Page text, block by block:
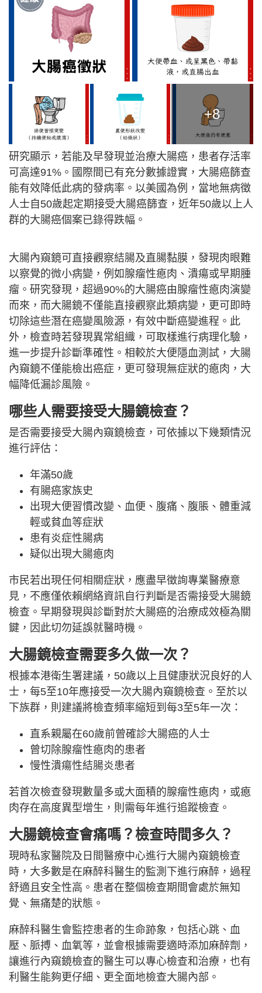
+8
研究顯示，若能及早發現並治療大腸癌，患者存活率
可高達91%。國際間已有充分數據證實，大腸癌篩查
能有效降低此病的發病率。以美國為例，當地無病徵
人士自50歲起定期接受大腸癌篩查，近年50歲以上人
群的大腸癌個案已錄得跌幅。
大腸內窺鏡可直接觀察結腸及直腸黏膜，發現肉眼難
以察覺的微小病變，例如腺瘤性瘜肉、潰瘍或早期腫
瘤。研究發現，超過90%的大腸癌由腺瘤性瘜肉演變
而來，而大腸鏡不僅能直接觀察此類病變，更可即時
切除這些潛在癌變風險源，有效中斷癌變進程。此
外，檢查時若發現異常組織，可取樣進行病理化驗，
進一步提升診斷準確性。相較於大便隱血測試，大腸
內窺鏡不僅能檢出癌症，更可發現無症狀的瘜肉，大
幅降低漏診風險。
哪些人需要接受大腸鏡檢查？
是否需要接受大腸內窺鏡檢查，可依據以下幾類情況
進行評估：
年滿50歲
有腸癌家族史
出現大便習慣改變、血便、腹痛、腹脹、體重減
輕或貧血等症狀
患有炎症性腸病
疑似出現大腸瘜肉
市民若出現任何相關症狀，應盡早徵詢專業醫療意
見，不應僅依賴網絡資訊自行判斷是否需接受大腸鏡
檢查。早期發現與診斷對於大腸癌的治療成效極為關
鍵，因此切勿延誤就醫時機。
大腸鏡檢查需要多久做一次？
根據本港衛生署建議，50歲以上且健康狀況良好的人
士，每5至10年應接受一次大腸內窺鏡檢查。至於以
下族群，則建議將檢查頻率縮短到每3至5年一次：
直系親屬在60歲前曾確診大腸癌的人士
曾切除腺瘤性瘜肉的患者
慢性潰瘍性結腸炎患者
若首次檢查發現數量多或大面積的腺瘤性瘜肉，或瘜
肉存在高度異型增生，則需每年進行追蹤檢查。
大腸鏡檢查會痛嗎？檢查時間多久？
現時私家醫院及日間醫療中心進行大腸內窺鏡檢查
時，大多數是在麻醉科醫生的監測下進行麻醉，過程
舒適且安全性高。患者在整個檢查期間會處於無知
覺、無痛楚的狀態。
麻醉科醫生會監控患者的生命跡象，包括心跳、血
壓、脈搏、血氧等，並會根據需要適時添加麻醉劑，
讓進行內窺鏡檢查的醫生可以專心檢查和治療，也有
利醫生能夠更仔細、更全面地檢查大腸內部。